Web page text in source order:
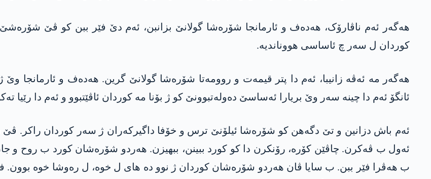
ھەگەر ئەم ناڤارۆک، ھەدەف و ئارمانجا شۆرەشا گولانێ بزانبن، ئەم دێ فێر ببن کو ڤێ شۆرەشێ
کوردان ل سەر چ ئاساسی ھووناندیە.
ھەگەر مە ئەڤە زانیبا، ئەم دا پتر قیمەت و روومەتا شۆرەشا گولانێ گرین. ھەدەف و ئارمانجا
ئانگۆ ئەم دا چینە سەر وێ بریارا ئەساسێ دەولەتبوونێ کو ژ بۆنا مە کوردان ئاڤێتبوو و ئەم دا رێیا
ئەم باش دزانین و تێ دگەهن کو شۆرەشا ئیلۆنێ ترس و خۆفا داگیرکەران ژ سەر کوردان راکر.
ئەول ب ڤەکرن. چاڤێن کۆرە، رۆنکرن دا کو کورد ببینن، ببھیزن. ھەردو شۆرەشان کورد ب روح و
ب ھەڤرا فێر ببن. ب سایا ڤان ھەردو شۆرەشان کوردان ژ نوو دە های ل خوە، ل رەوشا خوە بوون.